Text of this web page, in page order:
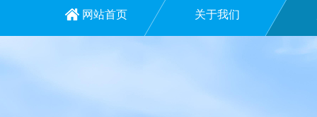
网站首页 关于我们